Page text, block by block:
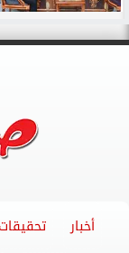
أخبار تحقيقات